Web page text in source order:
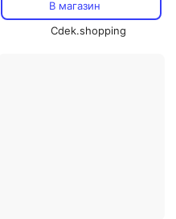
В магазин
Cdek.shopping